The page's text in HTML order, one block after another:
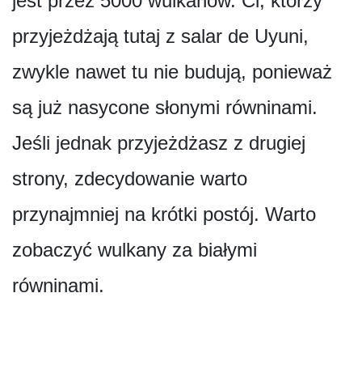
przyjeżdżają tutaj z salar de Uyuni,
zwykle nawet tu nie budują, ponieważ
są już nasycone słonymi równinami.
Jeśli jednak przyjeżdżasz z drugiej
strony, zdecydowanie warto
przynajmniej na krótki postój. Warto
zobaczyć wulkany za białymi
równinami.